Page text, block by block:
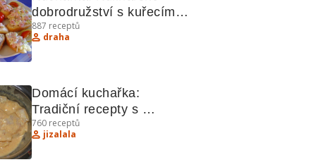
dobrodružství s kuřecím,
tuňákem a zeleninou
887 receptů
draha
Domácí kuchařka:
Tradiční recepty s
kuřecím, kyjevskými řízky
a houskovými palačinkami
760 receptů
jizalala